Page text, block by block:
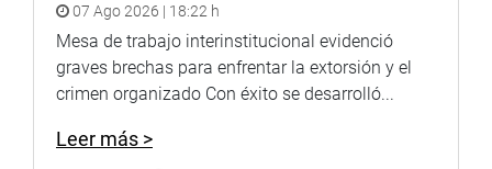
07 Ago 2026 | 18:22 h
Mesa de trabajo interinstitucional evidenció
graves brechas para enfrentar la extorsión y el
crimen organizado Con éxito se desarrolló...
Leer más >